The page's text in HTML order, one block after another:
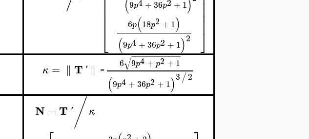
⎣
⎢⎢⎢⎢
(9p +36p + 1)
6p(18p2 + 1)
(9p4 +36p2 + 1)2 ⎦
⎥⎥⎥⎥
κ = ∥ T ' ∥ = 6 9p4+ p2+ 1
− −
−−−−−−−−−−−
√
(9p4 +36p2 + 1)3/2
N = T ' /κ